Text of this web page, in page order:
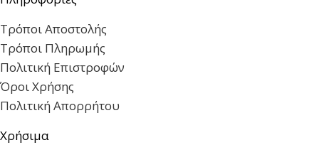
Τρόποι Αποστολής
Τρόποι Πληρωμής
Πολιτική Επιστροφών
Όροι Χρήσης
Πολιτική Απορρήτου
Χρήσιμα